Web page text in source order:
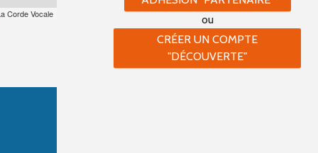
Corde Vocale
ou
CRÉER UN COMPTE
"DÉCOUVERTE"